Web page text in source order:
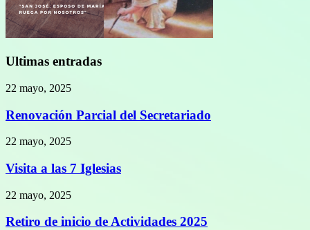
Ultimas entradas
22 mayo, 2025
Renovación Parcial del Secretariado
22 mayo, 2025
Visita a las 7 Iglesias
22 mayo, 2025
Retiro de inicio de Actividades 2025